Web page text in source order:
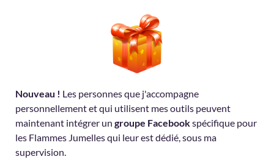
Nouveau ! Les personnes que j'accompagne
personnellement et qui utilisent mes outils peuvent
maintenant intégrer un groupe Facebookspécifique pour
les Flammes Jumelles qui leur est dédié, sous ma
supervision.